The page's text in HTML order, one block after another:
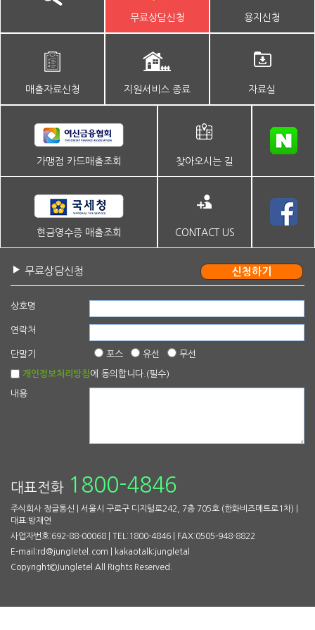
무료상담신청 용지신청
매출자료신청 지원서비스 종료 자료실
가맹점 카드매출조회 찾아오시는 길
현금영수증 매출조회 CONTACT US
무료상담신청
상호명
연락처
단말기 포스 유선 무선
개인정보처리방침에 동의합니다.(필수)
내용
대표전화 1800-4846
주식회사 정글통신 | 서울시 구로구 디지털로242, 7층 705호 (한화비즈메트로1차) |
대표:방재연
사업자번호:692-88-00068 | TEL:1800-4846 | FAX:0505-948-8822
E-mail:rd@jungletel.com | kakaotalk:jungletal
Copyright©Jungletel All Rights Reserved.